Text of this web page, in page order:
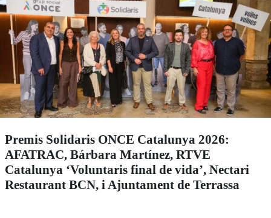
Premis Solidaris ONCE Catalunya 2026:
AFATRAC, Bárbara Martínez, RTVE
Catalunya ‘Voluntaris final de vida’, Nectari
Restaurant BCN, i Ajuntament de Terrassa